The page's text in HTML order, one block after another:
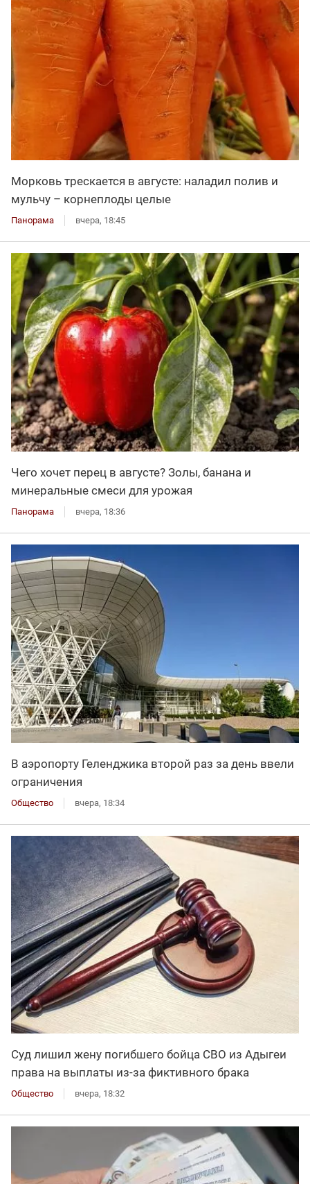
Морковь трескается в августе: наладил полив и
мульчу – корнеплоды целые
Панорама вчера, 18:45
Чего хочет перец в августе? Золы, банана и
минеральные смеси для урожая
Панорама вчера, 18:36
В аэропорту Геленджика второй раз за день ввели
ограничения
Общество вчера, 18:34
Суд лишил жену погибшего бойца СВО из Адыгеи
права на выплаты из-за фиктивного брака
Общество вчера, 18:32